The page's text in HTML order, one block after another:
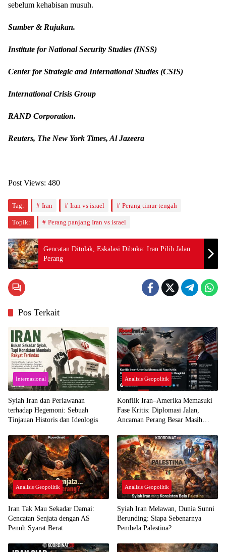
sebelum kehabisan musuh.
Sumber & Rujukan.
Institute for National Security Studies (INSS)
Center for Strategic and International Studies (CSIS)
International Crisis Group
RAND Corporation.
Reuters, The New York Times, Al Jazeera
Post Views: 480
Tag: Iran Iran vs israel Perang timur tengah
Topik: Perang panjang Iran vs israel
Gencatan Ditolak, Eskalasi Dibuka: Iran Pilih Jalan
Perang
Pos Terkait
Internasional
Syiah Iran dan Perlawanan
terhadap Hegemoni: Sebuah
Tinjauan Historis dan Ideologis
Analisis Geopolitik
Konflik Iran–Amerika Memasuki
Fase Kritis: Diplomasi Jalan,
Ancaman Perang Besar Masih
Analisis Geopolitik
Iran Tak Mau Sekadar Damai:
Gencatan Senjata dengan AS
Penuh Syarat Berat
Analisis Geopolitik
Syiah Iran Melawan, Dunia Sunni
Berunding: Siapa Sebenarnya
Pembela Palestina?